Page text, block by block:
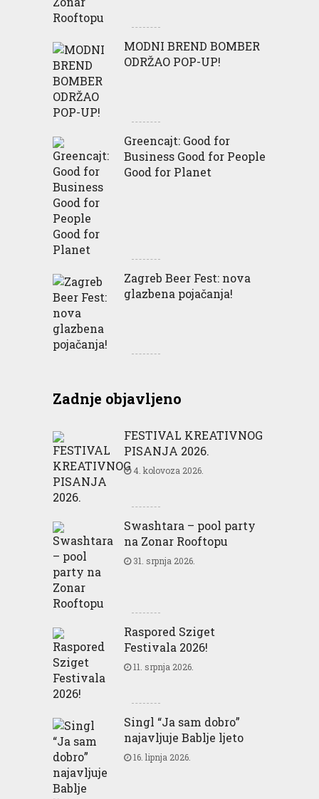
MODNI BREND BOMBER
ODRŽAO POP-UP!
Greencajt: Good for
Business Good for People
Good for Planet
Zagreb Beer Fest: nova
glazbena pojačanja!
Zadnje objavljeno
FESTIVAL KREATIVNOG
PISANJA 2026.
4. kolovoza 2026.
Swashtara – pool party
na Zonar Rooftopu
31. srpnja 2026.
Raspored Sziget
Festivala 2026!
11. srpnja 2026.
Singl “Ja sam dobro”
najavljuje Bablje ljeto
16. lipnja 2026.